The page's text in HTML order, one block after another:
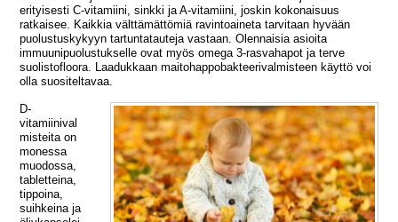
erityisesti C-vitamiini, sinkki ja A-vitamiini, joskin kokonaisuus
ratkaisee. Kaikkia välttämättömiä ravintoaineta tarvitaan hyvään
puolustuskykyyn tartuntatauteja vastaan. Olennaisia asioita
immuunipuolustukselle ovat myös omega 3-rasvahapot ja terve
suolistofloora. Laadukkaan maitohappobakteerivalmisteen käyttö voi
olla suositeltavaa.
D-
vitamiinival
misteita on
monessa
muodossa,
tabletteina,
tippoina,
suihkeina ja